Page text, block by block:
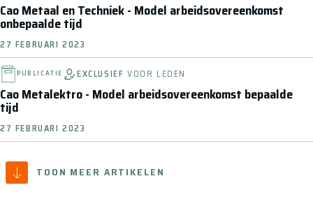
Cao Metaal en Techniek - Model arbeidsovereenkomst
onbepaalde tijd
27 FEBRUARI 2023
PUBLICATIE EXCLUSIEF VOOR LEDEN
Cao Metalektro - Model arbeidsovereenkomst bepaalde
tijd
27 FEBRUARI 2023
TOON MEER ARTIKELEN